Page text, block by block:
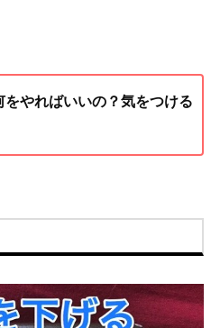
やればいいの？気をつける